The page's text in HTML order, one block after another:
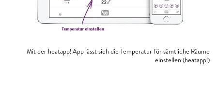
Mit der heatapp! App lässt sich die Temperatur für sämtliche Räume
einstellen (heatapp!)